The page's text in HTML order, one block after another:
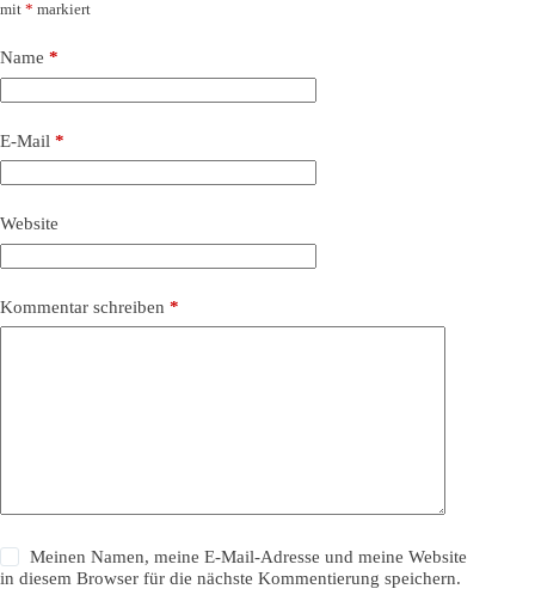
mit * markiert
Name *
E-Mail *
Website
Kommentar schreiben *
Meinen Namen, meine E-Mail-Adresse und meine Website
in diesem Browser für die nächste Kommentierung speichern.